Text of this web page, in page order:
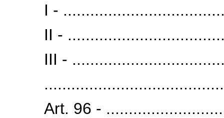
I -
II -
III -
Art. 96 -